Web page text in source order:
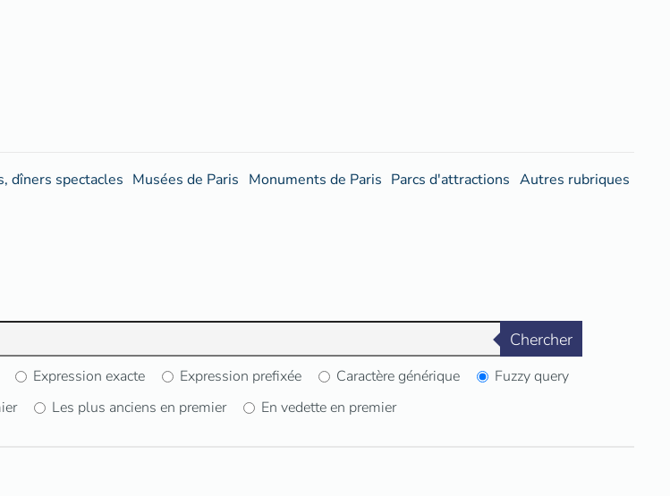
dîners spectacles Musées de Paris Monuments de Paris Parcs d'attractions Autres rubriques
Chercher
Expression exacte Expression prefixée Caractère générique
Fuzzy query
Les plus anciens en premier En vedette en premier